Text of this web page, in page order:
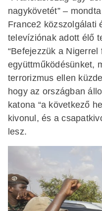
nagykövetét” –
France2 közszolgálati
televíziónak adott élő
“Befejezzük a Nigerrel
együttműködésünket,
terrorizmus ellen
hogy az országban
katona “a következő
kivonul, és a
lesz.